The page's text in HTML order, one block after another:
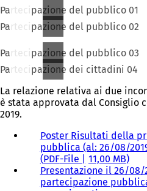
Partecipazione del pubblico 01
Partecipazione del pubblico 02
Partecipazione del pubblico 03
Partecipazione dei cittadini 04
La relazione relativa ai due
è stata approvata dal Consiglio
2019.
Poster Risultati della
pubblica (al: 26/08/
PDF-File
11,00 MB
Presentazione il 26/08/
partecipazione